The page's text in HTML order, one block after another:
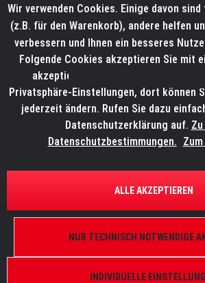
ÜBERSICHT NEBEL UND EFFEKTE
LITECRAFT Standard Fluid B III
Wir verwenden Cookies. Einige davon
(z.B. für den Warenkorb), andere helfen
verbessern und Ihnen ein besseres
Folgende Cookies akzeptieren Sie mit
akzeptieren. Weitere Informationen
Privatsphäre-Einstellungen, dort können
jederzeit ändern. Rufen Sie dazu
Datenschutzerklärung auf.
Datenschutzbestimmungen.
INDIVIDUELLE
NUR TECHNISCH NOTWENDIGE
ALLE AKZEPTIEREN